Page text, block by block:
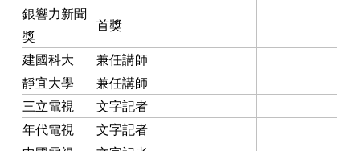
銀響力新聞
獎
首獎
建國科大
兼任講師
靜宜大學
兼任講師
三立電視
文字記者
年代電視
文字記者